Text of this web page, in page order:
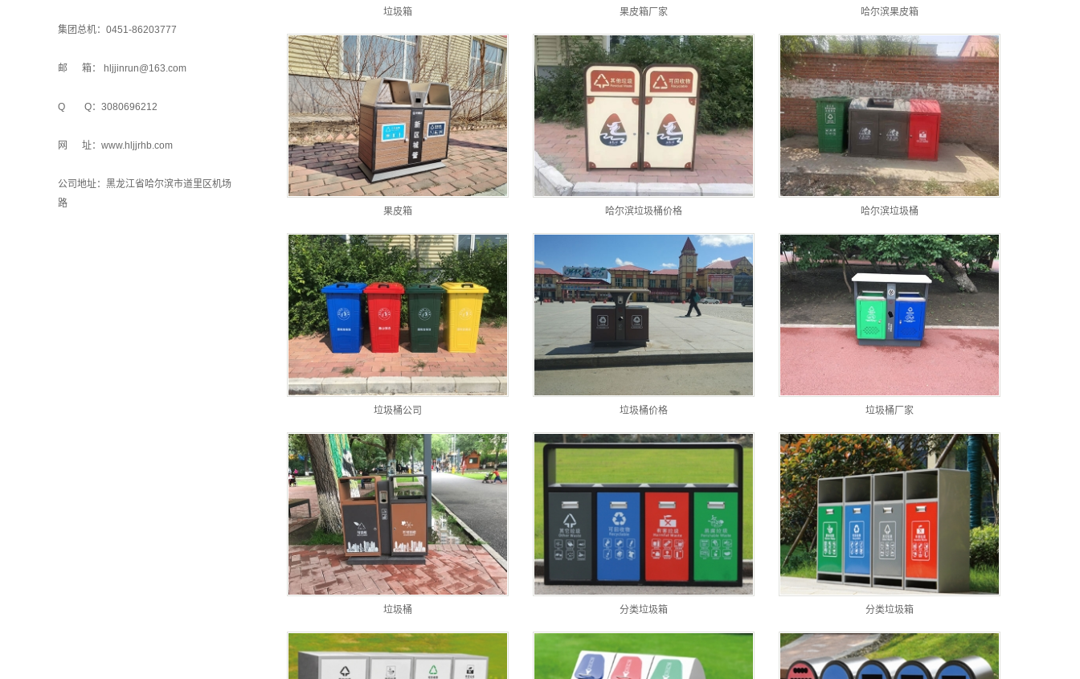
集团总机：0451-86203777
邮 箱： hljjinrun@163.com
Q Q：3080696212
网 址：www.hljjrhb.com
公司地址：黑龙江省哈尔滨市道里区机场
路
垃圾箱 果皮箱厂家 哈尔滨果皮箱
果皮箱 哈尔滨垃圾桶价格 哈尔滨垃圾桶
垃圾桶公司 垃圾桶价格 垃圾桶厂家
垃圾桶 分类垃圾箱 分类垃圾箱